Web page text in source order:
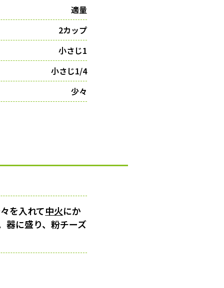
適量
2カップ
小さじ1
小さじ1/4
少々
を入れて中火にか
器に盛り、粉チーズ